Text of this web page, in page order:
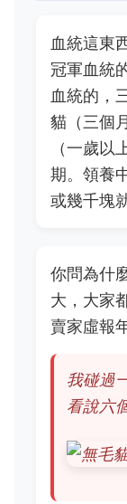
血統這東
冠軍血統
血統的，
貓（三個
（一歲以
期。領養
或幾千塊
你問為什
大，大家
賣家虛報
我碰過
看說六